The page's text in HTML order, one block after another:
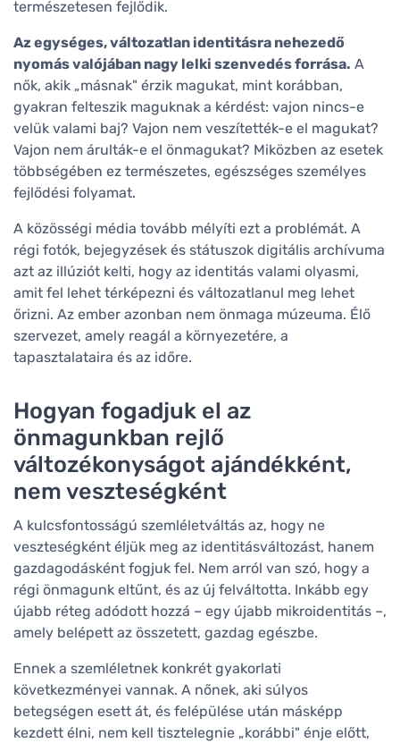
természetesen fejlődik.
Az egységes, változatlan identitásra nehezedő
nyomás valójában nagy lelki szenvedés forrása. A
nők, akik „másnak" érzik magukat, mint korábban,
gyakran felteszik maguknak a kérdést: vajon nincs-e
velük valami baj? Vajon nem veszítették-e el magukat?
Vajon nem árulták-e el önmagukat? Miközben az esetek
többségében ez természetes, egészséges személyes
fejlődési folyamat.
A közösségi média tovább mélyíti ezt a problémát. A
régi fotók, bejegyzések és státuszok digitális archívuma
azt az illúziót kelti, hogy az identitás valami olyasmi,
amit fel lehet térképezni és változatlanul meg lehet
őrizni. Az ember azonban nem önmaga múzeuma. Élő
szervezet, amely reagál a környezetére, a
tapasztalataira és az időre.
Hogyan fogadjuk el az
önmagunkban rejlő
változékonyságot ajándékként,
nem veszteségként
A kulcsfontosságú szemléletváltás az, hogy ne
veszteségként éljük meg az identitásváltozást, hanem
gazdagodásként fogjuk fel. Nem arról van szó, hogy a
régi önmagunk eltűnt, és az új felváltotta. Inkább egy
újabb réteg adódott hozzá – egy újabb mikroidentitás –,
amely belépett az összetett, gazdag egészbe.
Ennek a szemléletnek konkrét gyakorlati
következményei vannak. A nőnek, aki súlyos
betegségen esett át, és felépülése után másképp
kezdett élni, nem kell tisztelegnie „korábbi" énje előtt,